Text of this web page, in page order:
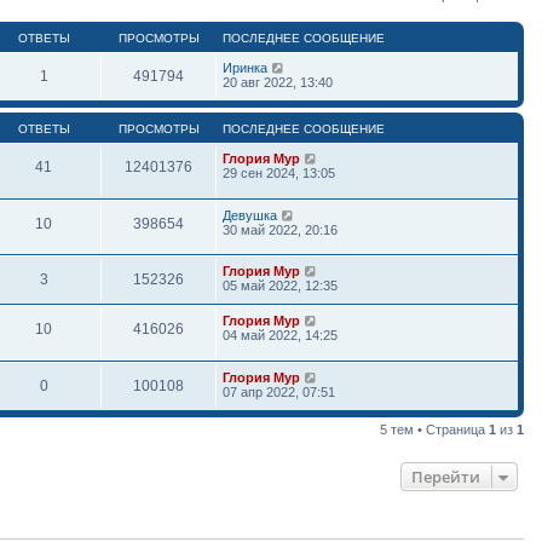
ОТВЕТЫ ПРОСМОТРЫ ПОСЛЕДНЕЕ СООБЩЕНИЕ
1 491794
Иринка
20 авг 2022, 13:40
ОТВЕТЫ ПРОСМОТРЫ ПОСЛЕДНЕЕ СООБЩЕНИЕ
41 12401376
Глория Мур
29 сен 2024, 13:05
10 398654
Девушка
30 май 2022, 20:16
3 152326
Глория Мур
05 май 2022, 12:35
10 416026
Глория Мур
04 май 2022, 14:25
0 100108
Глория Мур
07 апр 2022, 07:51
5 тем • Страница 1 из 1
Перейти